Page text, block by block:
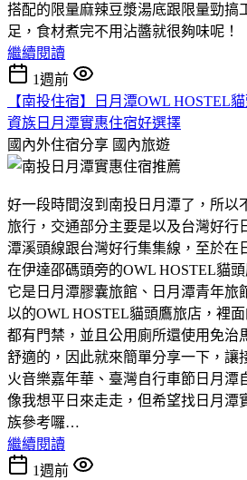
搭配的限量麻辣豆漿湯底跟限量勁搞
足，食材煮完不用沾醬就很夠味呢！
繼續閱讀
1週前
【南投住宿】日月潭OWL HOSTEL
資族日月潭實惠住宿好選擇
國內外住宿分享 國內旅遊
好一段時間沒到南投日月潭了，所以
旅行，交通部分主要是以及台灣好行
潭溪頭線跟台灣好行集集線，至於在
在伊達邵碼頭旁的OWL HOSTEL貓
它是日月潭膠囊旅館、日月潭青年旅
以的OWL HOSTEL貓頭鷹旅店，裡
都有門禁，並且公用廁所還使用免治
舒適的，因此就來簡單分享一下，讓
火音樂嘉年華、臺灣自行車節日月潭
像我想平日來走走，但希望找日月潭
族參考囉…
繼續閱讀
1週前